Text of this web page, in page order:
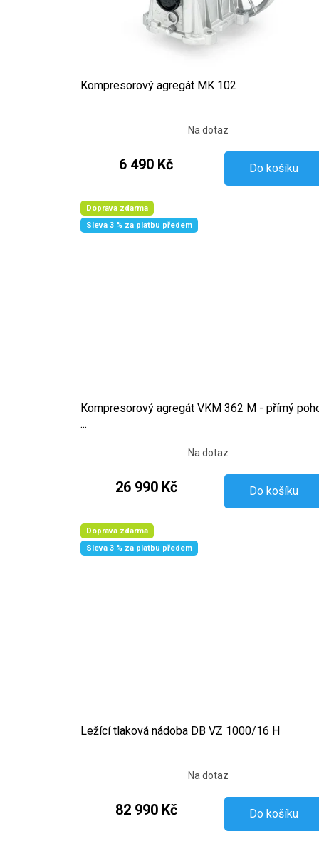
Kompresorový agregát MK 102
Na dotaz
6 490 Kč Do košíku
Doprava zdarma
Sleva 3 % za platbu předem
Kompresorový agregát VKM 362 M - přímý
...
Na dotaz
26 990 Kč Do košíku
Doprava zdarma
Sleva 3 % za platbu předem
Ležící tlaková nádoba DB VZ 1000/16 H
Na dotaz
82 990 Kč Do košíku